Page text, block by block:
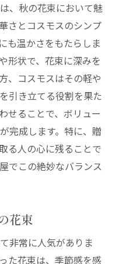
、秋の花束において魅
さとコスモスのシンプ
も温かさをもたらしま
形状で、花束に深みを
、コスモスはその軽や
引き立てる役割を果た
せることで、ボリュー
完成します。特に、贈
る人の心に残ることで
でこの絶妙なバランス
花束
非常に人気がありま
た花束は、季節感を感